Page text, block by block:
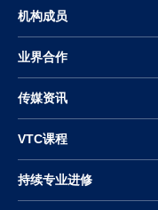
机构成员
业界合作
传媒资讯
VTC课程
持续专业进修